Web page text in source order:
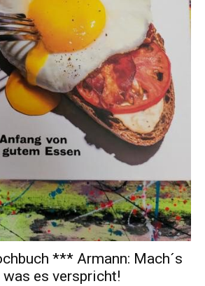
*** Armann: Mach´s
es verspricht!